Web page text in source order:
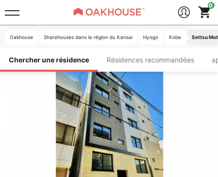
Oakhouse Sharehouses dans la région du Kansai Hyogo Kobe Settsu
Chercher une résidence Résidences recommandées